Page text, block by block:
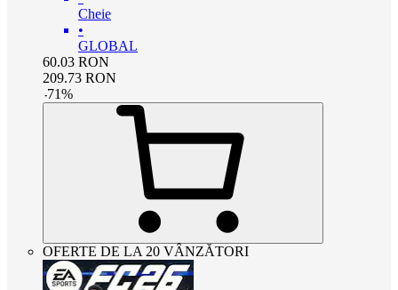
Cheie
•
GLOBAL
60.03 RON
209.73 RON
-71%
OFERTE DE LA 20 VÂNZĂTORI